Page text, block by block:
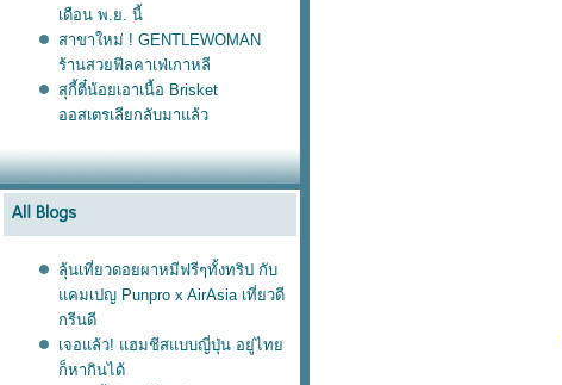
เดือน พ.ย. นี้
สาขาใหม่ ! GENTLEWOMAN
ร้านสวยฟีลคาเฟ่เกาหลี
สุกี้ตี๋น้อยเอาเนื้อ Brisket
ออสเตรเลียกลับมาแล้ว
ลุ้นเที่ยวดอยผาหมีฟรีๆทั้งทริป กับ
คมเปญ Punpro x AirAsia เที่ยวดี
กรีนดี
เจอแล้ว! แฮมชีสแบบญี่ปุ่น อยู่ไท
ก็หากินได้